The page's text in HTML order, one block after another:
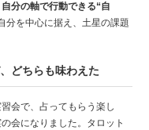
分の軸で行動できる“自
分を中心に据え、土星の課題
どちらも味わえた
会で、占ってもらう楽し
会になりました。タロット